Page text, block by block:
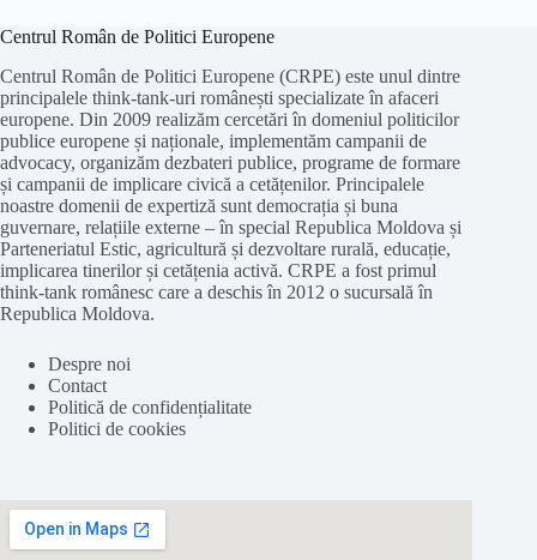
Centrul Român de Politici Europene
Centrul Român de Politici Europene (CRPE) este unul dintre
principalele think-tank-uri românești specializate în afaceri
europene. Din 2009 realizăm cercetări în domeniul politicilor
publice europene și naționale, implementăm campanii de
advocacy, organizăm dezbateri publice, programe de formare
și campanii de implicare civică a cetățenilor. Principalele
noastre domenii de expertiză sunt democrația și buna
guvernare, relațiile externe – în special Republica Moldova și
Parteneriatul Estic, agricultură și dezvoltare rurală, educație,
implicarea tinerilor și cetățenia activă. CRPE a fost primul
think-tank românesc care a deschis în 2012 o sucursală în
Republica Moldova.
Despre noi
Contact
Politică de confidențialitate
Politici de cookies